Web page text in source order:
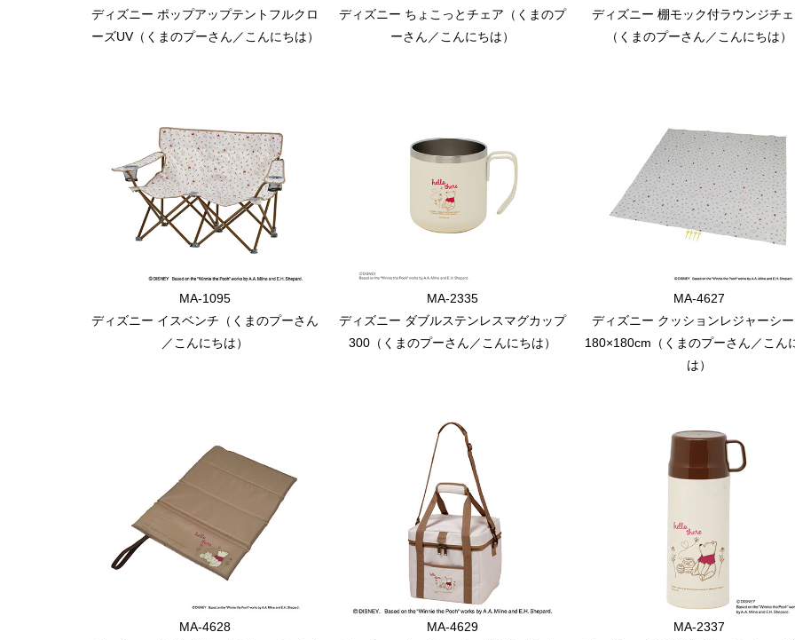
ディズニー ポップアップテントフルクロ
ーズUV（くまのプーさん／こんにちは）
ディズニー ちょこっとチェア（くまのプ
ーさん／こんにちは）
ディズニー 棚モック付ラウンジチ
（くまのプーさん／こんにちは）
MA-1095
ディズニー イスベンチ（くまのプーさん
／こんにちは）
MA-2335
ディズニー ダブルステンレスマグカップ
300（くまのプーさん／こんにちは）
MA-4627
ディズニー クッションレジャーシ
180×180cm（くまのプーさん／こん
は）
MA-4628
MA-4629
MA-2337